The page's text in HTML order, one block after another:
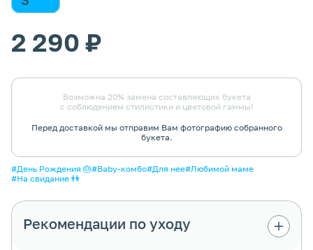
2 290 ₽
Возможна 20% замена составляющих букета
с соблюдением стилистики и цветовой гаммы!
Перед доставкой мы отправим Вам фотографию собранного
букета.
#День Рождения 🎂#Baby-комбо#Для нее#Любимой маме
#На свидание 👫
Рекомендации по уходу